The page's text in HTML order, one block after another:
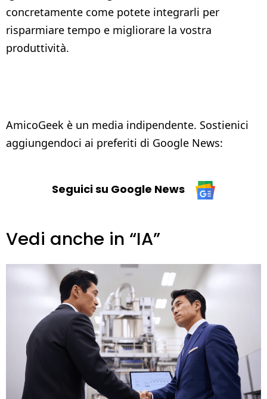
concretamente come potete integrarli per
risparmiare tempo e migliorare la vostra
produttività.
AmicoGeek è un media indipendente. Sostienici
aggiungendoci ai preferiti di Google News:
Seguici su Google News
Vedi anche in “IA”